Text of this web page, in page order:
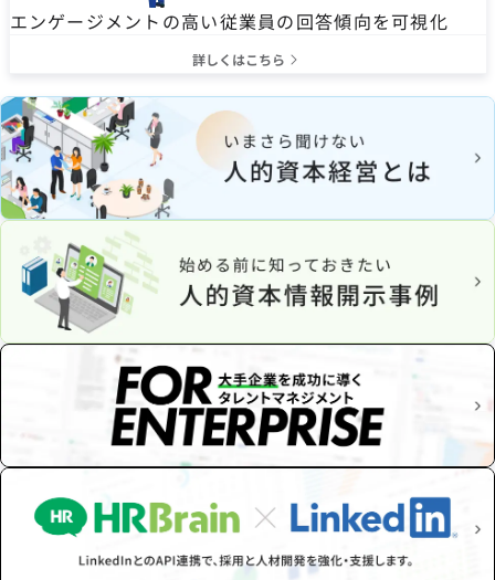
エンゲージメントの高い従業員の回答傾向を可視化
詳しくはこちら